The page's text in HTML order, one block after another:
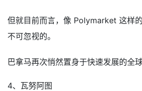
但就目前而言，像 Polymarket 这样
不可忽视的。
巴拿马再次悄然置身于快速发展的全
4、瓦努阿图